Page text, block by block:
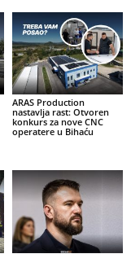
ARAS Production
nastavlja rast: Otvoren
konkurs za nove CNC
operatere u Bihaću